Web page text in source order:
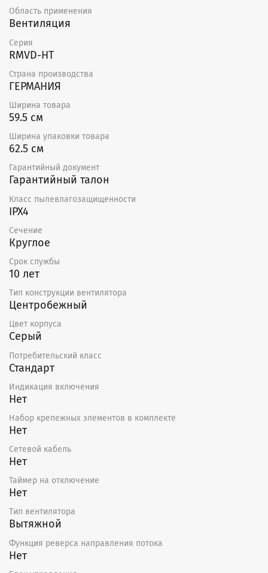
Область применения
Вентиляция
Серия
RMVD-HT
Страна производства
ГЕРМАНИЯ
Ширина товара
59.5 см
Ширина упаковки товара
62.5 см
Гарантийный документ
Гарантийный талон
Класс пылевлагозащищенности
IPX4
Сечение
Круглое
Срок службы
10 лет
Тип конструкции вентилятора
Центробежный
Цвет корпуса
Серый
Потребительский класс
Стандарт
Индикация включения
Нет
Набор крепежных элементов в комплекте
Нет
Сетевой кабель
Нет
Таймер на отключение
Нет
Тип вентилятора
Вытяжной
Функция реверса направления потока
Нет